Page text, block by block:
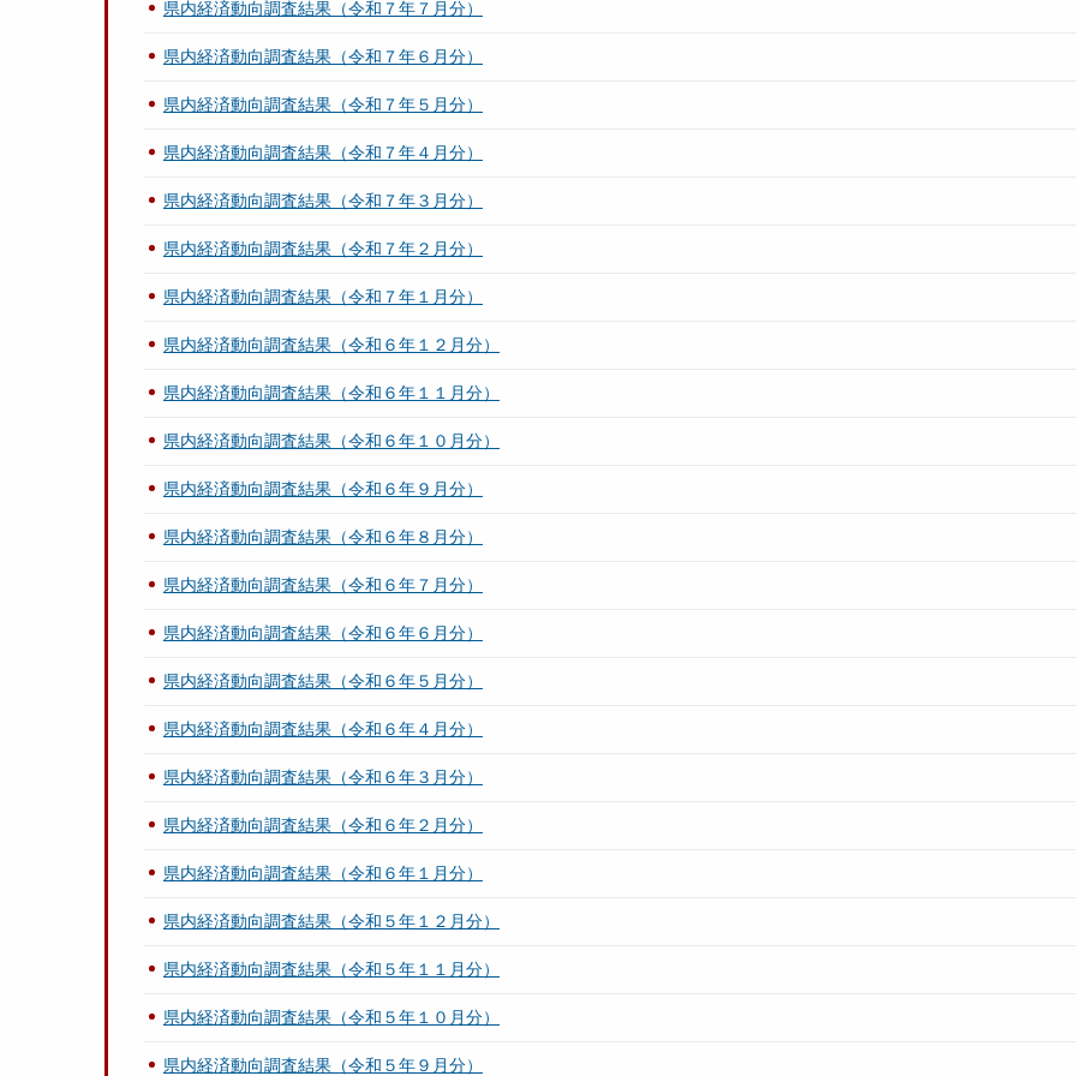
県内経済動向調査結果（令和７年７月分）
県内経済動向調査結果（令和７年６月分）
県内経済動向調査結果（令和７年５月分）
県内経済動向調査結果（令和７年４月分）
県内経済動向調査結果（令和７年３月分）
県内経済動向調査結果（令和７年２月分）
県内経済動向調査結果（令和７年１月分）
県内経済動向調査結果（令和６年１２月分）
県内経済動向調査結果（令和６年１１月分）
県内経済動向調査結果（令和６年１０月分）
県内経済動向調査結果（令和６年９月分）
県内経済動向調査結果（令和６年８月分）
県内経済動向調査結果（令和６年７月分）
県内経済動向調査結果（令和６年６月分）
県内経済動向調査結果（令和６年５月分）
県内経済動向調査結果（令和６年４月分）
県内経済動向調査結果（令和６年３月分）
県内経済動向調査結果（令和６年２月分）
県内経済動向調査結果（令和６年１月分）
県内経済動向調査結果（令和５年１２月分）
県内経済動向調査結果（令和５年１１月分）
県内経済動向調査結果（令和５年１０月分）
県内経済動向調査結果（令和５年９月分）